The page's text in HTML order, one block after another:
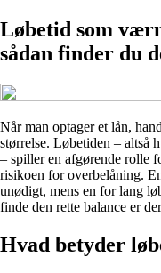
Løbetid som
sådan finder du
Når man optager et lån,
størrelse. Løbetiden – altså
– spiller en afgørende rolle
risikoen for overbelåning.
unødigt, mens en for lang
finde den rette balance er
Hvad betyder